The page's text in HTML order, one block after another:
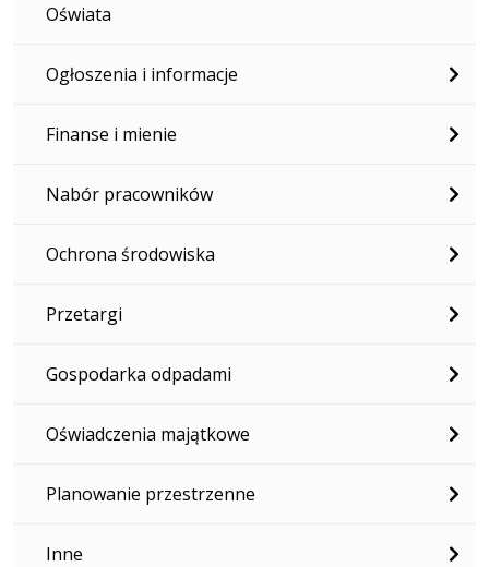
Oświata
Ogłoszenia i informacje
Finanse i mienie
Nabór pracowników
Ochrona środowiska
Przetargi
Gospodarka odpadami
Oświadczenia majątkowe
Planowanie przestrzenne
Inne